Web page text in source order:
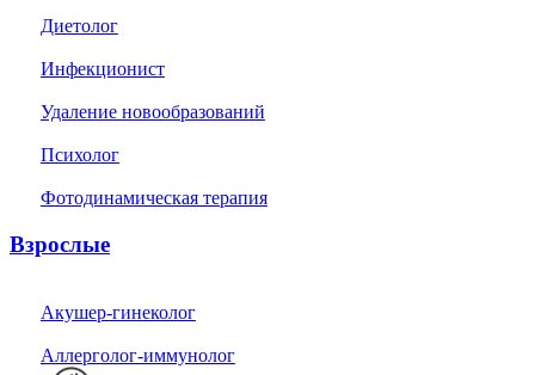
Диетолог
Инфекционист
Удаление новообразований
Психолог
Фотодинамическая терапия
Взрослые
Акушер-гинеколог
Аллерголог-иммунолог